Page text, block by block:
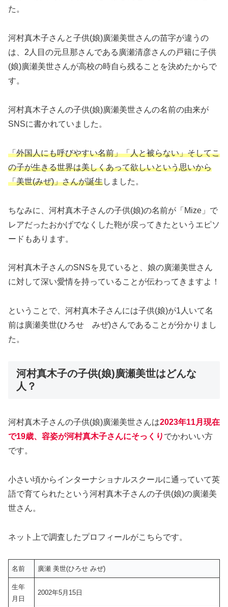
た。
河村真木子さんと子供(娘)廣瀬美世さんの苗字が違うの
は、2人目の元旦那さんである廣瀬清彦さんの戸籍に子供
(娘)廣瀬美世さんが高校の時自ら残ることを決めたからで
す。
河村真木子さんの子供(娘)廣瀬美世さんの名前の由来が
SNSに書かれていました。
「外国人にも呼びやすい名前」「人と被らない」そしてこ
の子が生きる世界は美しくあって欲しいという思いから
「美世(みぜ)」さんが誕生しました。
ちなみに、河村真木子さんの子供(娘)の名前が「Mize」で
レアだったおかげでなくした鞄が戻ってきたというエピソ
ードもあります。
河村真木子さんのSNSを見ていると、娘の廣瀬美世さん
に対して深い愛情を持っていることが伝わってきますよ！
ということで、河村真木子さんには子供(娘)が1人いて名
前は廣瀬美世(ひろせ みぜ)さんであることが分かりまし
た。
河村真木子の子供(娘)廣瀬美世はどんな
人？
河村真木子さんの子供(娘)廣瀬美世さんは2023年11月現在
で19歳、容姿が河村真木子さんにそっくり でかわいい方
です。
小さい頃からインターナショナルスクールに通っていて英
語で育てられたという河村真木子さんの子供(娘)の廣瀬美
世さん。
ネット上で調査したプロフィールがこちらです。
名前 廣瀬 美世(ひろせ みぜ)
生年
月日
2002年5月15日